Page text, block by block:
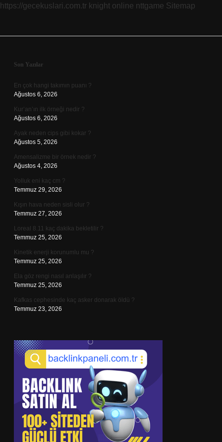
https://gecekuslari.com.tr knight online nttgame Sitemap
Sidebar
Son Yazılar
En çok hangi takımın puanı ?
Ağustos 6, 2026
Kur’an’ın ilk örneği nedir ?
Ağustos 6, 2026
Ayak neden cips gibi kokar ?
Ağustos 5, 2026
Amensalizme bir örnek nedir ?
Ağustos 4, 2026
Yolluk eni kaç cm ?
Temmuz 29, 2026
Kışın hava neden sisli olur ?
Temmuz 27, 2026
Loreal 8.11 kaç dakika bekletilir ?
Temmuz 25, 2026
Kinetik enerji korunumlu mu ?
Temmuz 25, 2026
Ela göz rengi nasıl anlaşılır ?
Temmuz 25, 2026
Kafkas cephesinde kaç asker donarak öldü ?
Temmuz 23, 2026